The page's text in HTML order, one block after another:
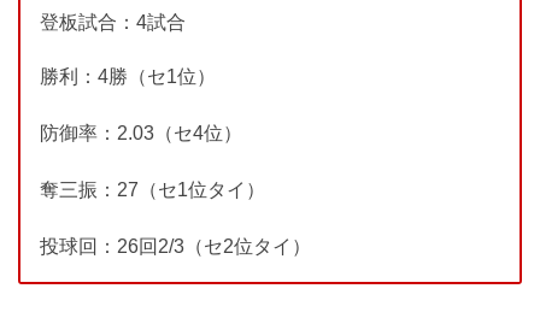
登板試合：4試合
勝利：4勝（セ1位）
防御率：2.03（セ4位）
奪三振：27（セ1位タイ）
投球回：26回2/3（セ2位タイ）